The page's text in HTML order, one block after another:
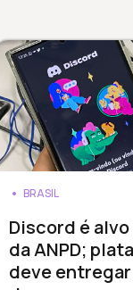
BRASIL
Discord é alvo
da ANPD;
deve